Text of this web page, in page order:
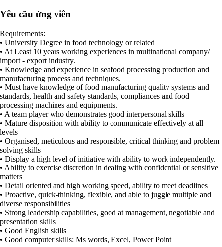
Yêu cầu ứng viên
Requirements:
• University Degree in food technology or related
• At Least 10 years working experiences in multinational company/
import - export industry.
• Knowledge and experience in seafood processing production and
manufacturing process and techniques.
• Must have knowledge of food manufacturing quality systems and
standards, health and safety standards, compliances and food
processing machines and equipments.
• A team player who demonstrates good interpersonal skills
• Mature disposition with ability to communicate effectively at all
levels
• Organised, meticulous and responsible, critical thinking and problem
solving skills
• Display a high level of initiative with ability to work independently.
• Ability to exercise discretion in dealing with confidential or sensitive
matters
• Detail oriented and high working speed, ability to meet deadlines
• Proactive, quick-thinking, flexible, and able to juggle multiple and
diverse responsibilities
• Strong leadership capabilities, good at management, negotiable and
presentation skills
• Good English skills
• Good computer skills: Ms words, Excel, Power Point